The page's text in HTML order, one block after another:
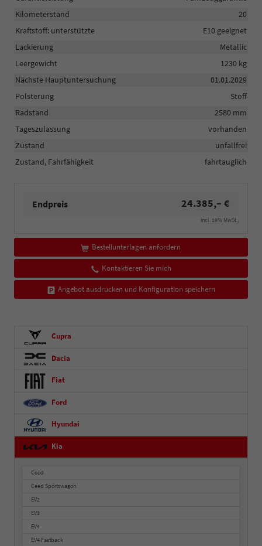
Kilometerstand
20
Kraftstoff: unterstützte
E10 geeignet
Lackierung
Metallic
Leergewicht
1230 kg
Nächste Hauptuntersuchung
01.01.2029
Polsterung
Stoff
Radstand
2580 mm
Tageszulassung
vorhanden
Zustand
unfallfrei
Zustand, Fahrfähigkeit
fahrtauglich
Endpreis 24.385,– €
incl. 19% MwSt.,
Bestellunterlagen anfordern
Kontaktieren Sie mich
Angebot ausdrucken und Konfiguration speichern
Cupra
Dacia
Fiat
Ford
Hyundai
Kia
Ceed
Ceed Sportswagon
EV2
EV3
EV4
EV4 Fastback